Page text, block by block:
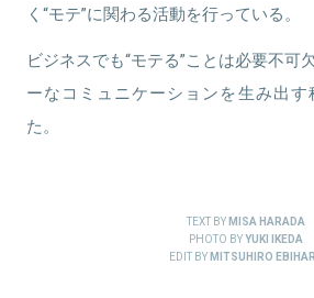
く“モテ”に関わる活動を行っている。
ビジネスでも“モテる”ことは必要不可
ーなコミュニケーションを生み出
た。
TEXT BYMISA HARADA
PHOTO BYYUKI IKEDA
EDIT BYMITSUHIRO